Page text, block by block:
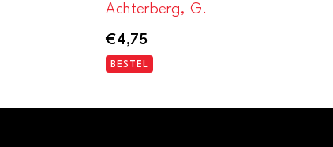
Achterberg, G.
€4,75
BESTEL